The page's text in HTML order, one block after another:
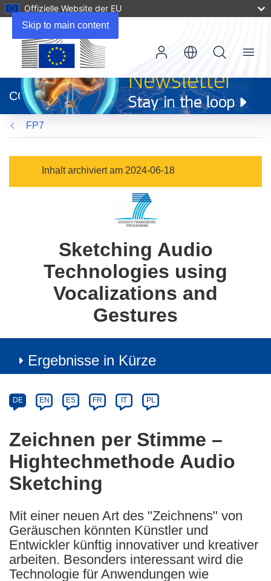
Skip to main content
Offizielle Website der EU
neuem
Fenster)
CORDIS
Menu
FP7
Inhalt archiviert am 2024-06-18
Sketching Audio
Technologies using
Vocalizations and
Gestures
Ergebnisse in Kürze
Category
Article
available
the
following
languages:
DE EN ES FR IT PL
Zeichnen per Stimme –
Hightechmethode Audio
Sketching
Mit einer neuen Art des "Zeichnens" von
Geräuschen könnten Künstler und
Entwickler künftig innovativer und kreativer
arbeiten. Besonders interessant wird die
Technologie für Anwendungen wie